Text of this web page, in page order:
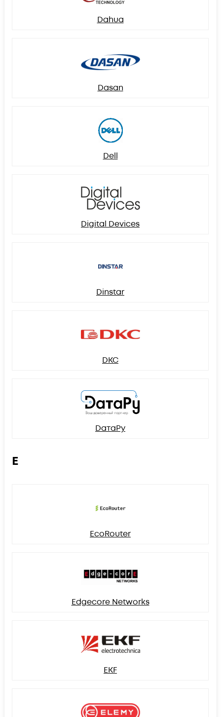
Dahua
Dasan
Dell
Digital Devices
Dinstar
DKC
DатаРу
E
EcoRouter
Edgecore Networks
EKF